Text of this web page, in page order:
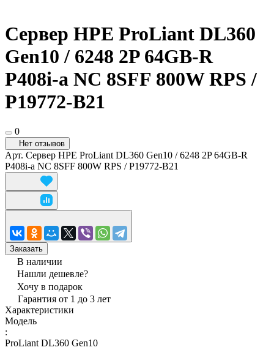
Сервер HPE ProLiant DL360
Gen10 / 6248 2P 64GB-R
P408i-a NC 8SFF 800W RPS /
P19772-B21
0
Нет отзывов
Арт. Сервер HPE ProLiant DL360 Gen10 / 6248 2P 64GB-R
P408i-a NC 8SFF 800W RPS / P19772-B21
Заказать
В наличии
Нашли дешевле?
Хочу в подарок
Гарантия от 1 до 3 лет
Характеристики
Модель
:
ProLiant DL360 Gen10